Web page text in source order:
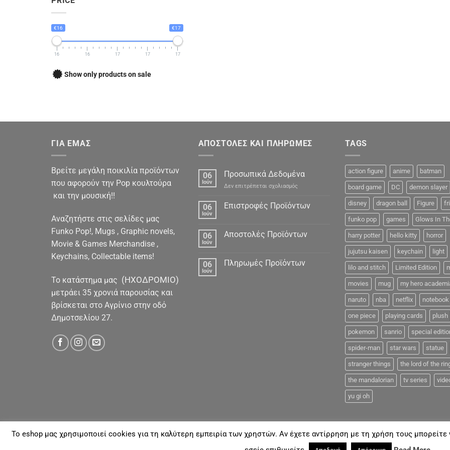
€16 €17
16 16 17 17 17
Show only products on sale
ΓΙΑ ΕΜΑΣ
Βρείτε μεγάλη ποικιλία προϊόντων
που αφορούν την Pop κουλτούρα
και την μουσική!!
Αναζητήστε στις σελίδες μας
Funko Pop!, Mugs , Graphic novels,
Movie & Games Merchandise ,
Keychains, Collectable items!
To κατάστημα μας (ΗΧΟΔΡΟΜΙΟ)
μετράει 35 χρονιά παρουσίας και
βρίσκεται στο Αγρίνιο στην οδό
Δημοτσελίου 27.
ΑΠΟΣΤΟΛΕΣ ΚΑΙ ΠΛΗΡΩΜΕΣ
06
Ιούν
Προσωπικά Δεδομένα
Δεν επιτρέπεται σχολιασμόςστο
Δεδομένα
06
Ιούν
Επιστροφές Προϊόντων
06
Ιούν
Αποστολές Προϊόντων
06
Ιούν
Πληρωμές Προϊόντων
TAGS
action figure anime batman
board game DC demon slayer
disney dragon ball Figure
funko pop games Glows In
harry potter hello kitty horror
jujutsu kaisen keychain light
lilo and stitch Limited Edition
movies mug my hero
naruto nba netflix notebook
one piece playing cards plush
pokemon sanrio special
spider-man star wars statue
stranger things the lord of the
the mandalorian tv series
yu gi oh
ΓΙΑ ΕΜΆΣ ΑΠΟΣΤΟΛΈΣ & ΠΛΗΡΩΜΈΣ ΕΠΙΚΟΙΝΩΝΊΑ FAQ
To eshop μας χρησιμοποιεί cookies για τη καλύτερη εμπειρία των χρηστών. Αν έχετε αντίρρηση με τη χρήση τους μπορείτε